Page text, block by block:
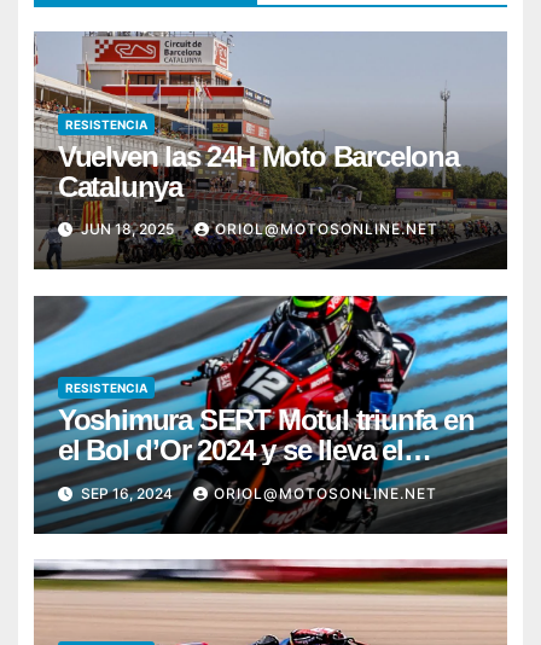
RESISTENCIA
Vuelven las 24H Moto Barcelona
Catalunya
JUN 18, 2025 ORIOL@MOTOSONLINE.NET
RESISTENCIA
Yoshimura SERT Motul triunfa en
el Bol d’Or 2024 y se lleva el
Campeonato Mundial de
Resistencia
SEP 16, 2024 ORIOL@MOTOSONLINE.NET